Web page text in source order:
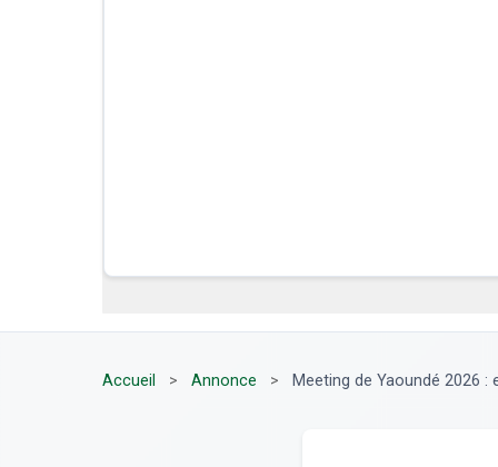
Accueil > Annonce > Meeting de Yaoundé 2026 :